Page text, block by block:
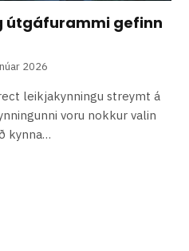
útgáfurammi gefinn
2026
leikjakynningu streymt á
voru nokkur valin
kynna…